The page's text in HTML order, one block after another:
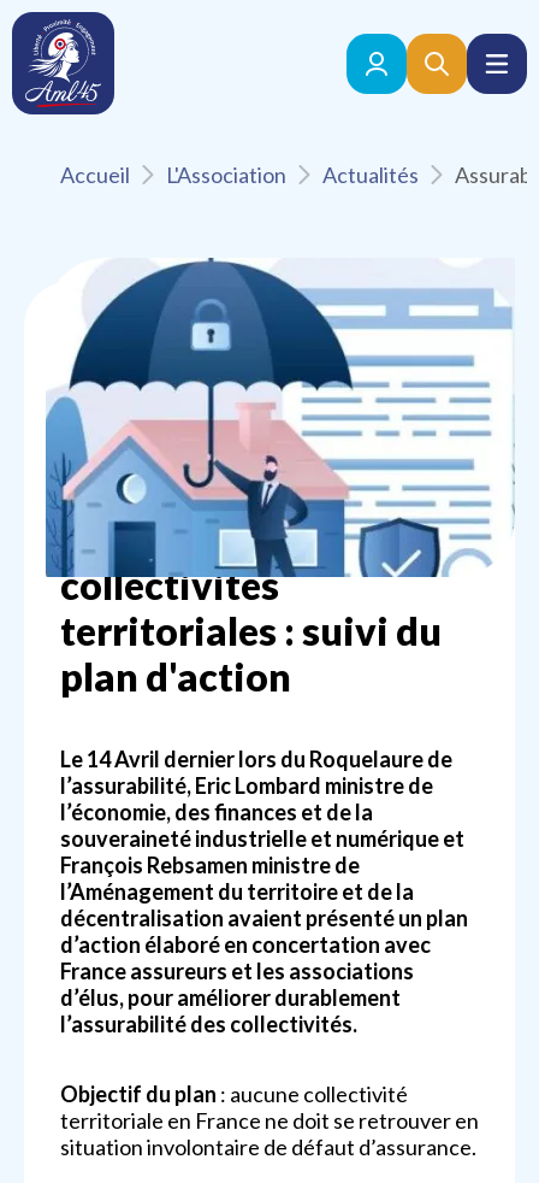
Accueil L'Association Actualités
AMF Publié le 09 Septembre 2025
Assurabilité des
collectivités
territoriales : suivi du
plan d'action
Le 14 Avril dernier lors du Roquelaure de
l’assurabilité, Eric Lombard ministre de
l’économie, des finances et de la
souveraineté industrielle et numérique et
François Rebsamen ministre de
l’Aménagement du territoire et de la
décentralisation avaient présenté un plan
d’action élaboré en concertation avec
France assureurs et les associations
d’élus, pour améliorer durablement
l’assurabilité des collectivités.
Objectif du plan : aucune collectivité
territoriale en France ne doit se retrouver en
situation involontaire de défaut d’assurance.